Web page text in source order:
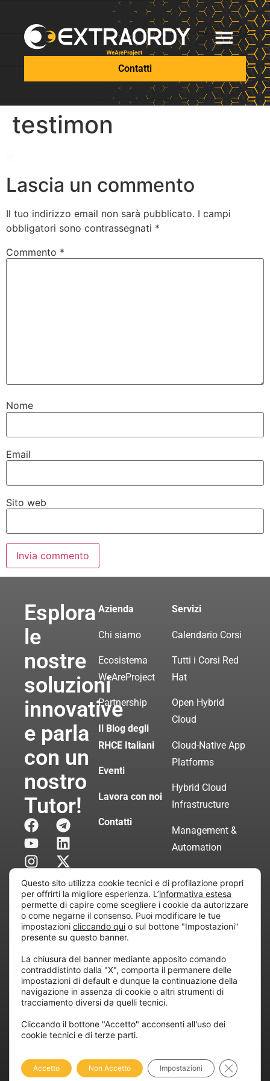
Contatti
testimon
Lascia un commento
Il tuo indirizzo email non sarà pubblicato. I campi
obbligatori sono contrassegnati *
Commento *
Nome
Email
Sito web
Esplora
le
nostre
soluzioni
innovative
e parla
con un
nostro
Tutor!
Azienda
Chi siamo
Ecosistema
WeAreProject
Partnership
Il Blog degli
RHCE Italiani
Eventi
Lavora con noi
Contatti
Servizi
Calendario Corsi
Tutti i Corsi Red
Hat
Open Hybrid
Cloud
Cloud-Native App
Platforms
Hybrid Cloud
Infrastructure
Management &
Automation
Servizi di
Consulenza
Certificata
all’attività di direzione e coordinamento di “Project
Informatica”
REA: MI – 194005, P. IVA / CF 07165600961 – All
rights reserved.
Policy
Policy
Accessibilità
Questo sito utilizza cookie tecnici e di profilazione propri
per offrirti la migliore esperienza. L’informativa estesa
permette di capire come scegliere i cookie da autorizzare
o come negarne il consenso. Puoi modificare le tue
impostazioni cliccando qui o sul bottone "Impostazioni"
presente su questo banner.
La chiusura del banner mediante apposito comando
contraddistinto dalla "X", comporta il permanere delle
impostazioni di default e dunque la continuazione della
navigazione in assenza di cookie o altri strumenti di
tracciamento diversi da quelli tecnici.
Cliccando il bottone "Accetto" acconsenti all'uso dei
cookie tecnici e di terze parti.
Accetto Non Accetto Impostazioni Close